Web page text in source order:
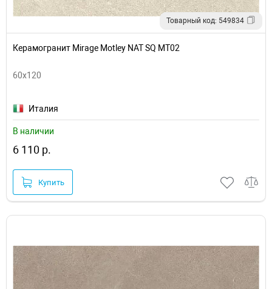
Товарный код: 549834
Керамогранит Mirage Motley NAT SQ MT02
60x120
Италия
В наличии
6 110 р.
Купить